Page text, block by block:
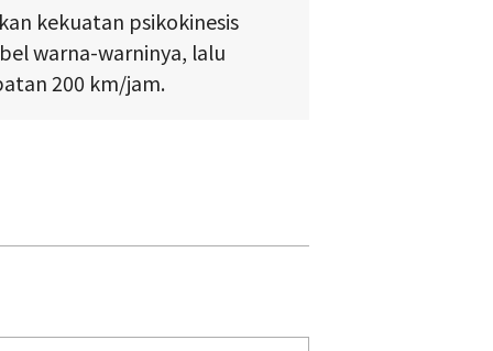
kekuatan psikokinesis
warna-warninya, lalu
200 km/jam.